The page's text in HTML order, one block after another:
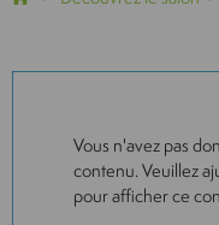
Vous n'avez pas
contenu. Veuillez
pour afficher ce